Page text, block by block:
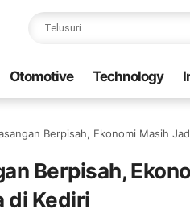
Otomotive Technology
Berpisah, Ekonomi Masih
Berpisah,
di Kediri